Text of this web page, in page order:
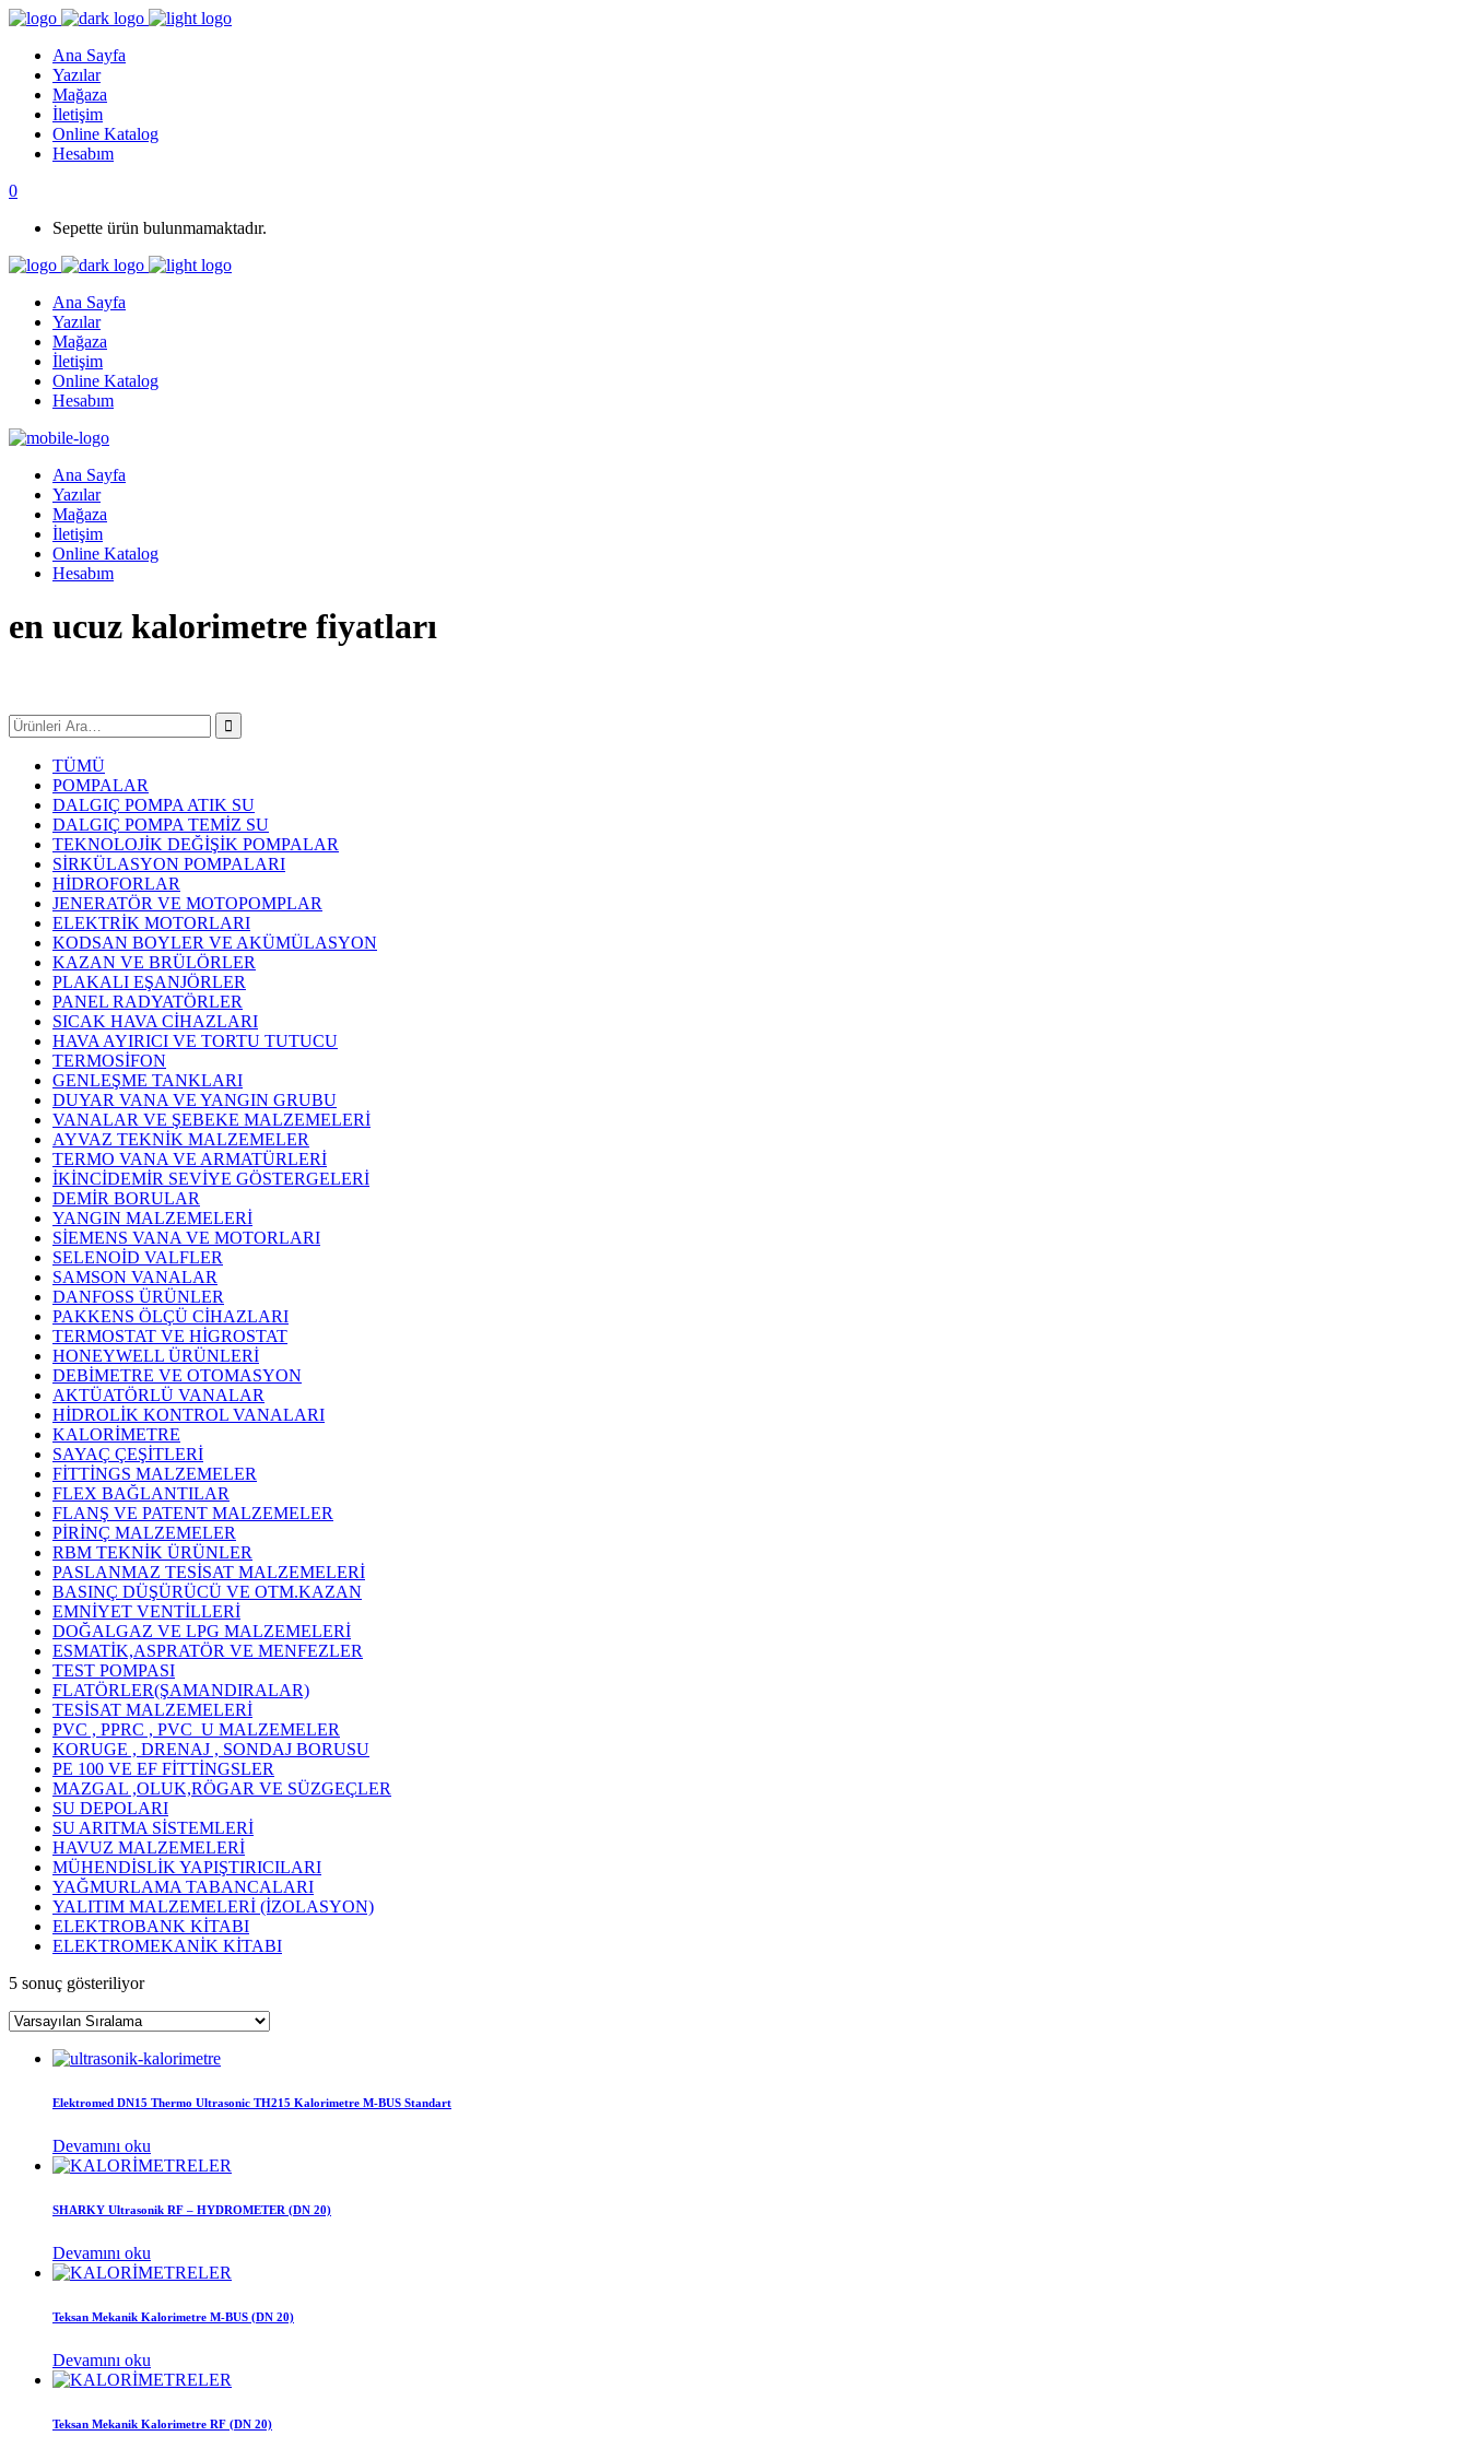
Ana Sayfa
Yazılar
Mağaza
İletişim
Online Katalog
Hesabım
0
Sepette ürün bulunmamaktadır.
Ana Sayfa
Yazılar
Mağaza
İletişim
Online Katalog
Hesabım
Ana Sayfa
Yazılar
Mağaza
İletişim
Online Katalog
Hesabım
en ucuz kalorimetre fiyatları
TÜMÜ
POMPALAR
DALGIÇ POMPA ATIK SU
DALGIÇ POMPA TEMİZ SU
TEKNOLOJİK DEĞİŞİK POMPALAR
SİRKÜLASYON POMPALARI
HİDROFORLAR
JENERATÖR VE MOTOPOMPLAR
ELEKTRİK MOTORLARI
KODSAN BOYLER VE AKÜMÜLASYON
KAZAN VE BRÜLÖRLER
PLAKALI EŞANJÖRLER
PANEL RADYATÖRLER
SICAK HAVA CİHAZLARI
HAVA AYIRICI VE TORTU TUTUCU
TERMOSİFON
GENLEŞME TANKLARI
DUYAR VANA VE YANGIN GRUBU
VANALAR VE ŞEBEKE MALZEMELERİ
AYVAZ TEKNİK MALZEMELER
TERMO VANA VE ARMATÜRLERİ
İKİNCİDEMİR SEVİYE GÖSTERGELERİ
DEMİR BORULAR
YANGIN MALZEMELERİ
SİEMENS VANA VE MOTORLARI
SELENOİD VALFLER
SAMSON VANALAR
DANFOSS ÜRÜNLER
PAKKENS ÖLÇÜ CİHAZLARI
TERMOSTAT VE HİGROSTAT
HONEYWELL ÜRÜNLERİ
DEBİMETRE VE OTOMASYON
AKTÜATÖRLÜ VANALAR
HİDROLİK KONTROL VANALARI
KALORİMETRE
SAYAÇ ÇEŞİTLERİ
FİTTİNGS MALZEMELER
FLEX BAĞLANTILAR
FLANŞ VE PATENT MALZEMELER
PİRİNÇ MALZEMELER
RBM TEKNİK ÜRÜNLER
PASLANMAZ TESİSAT MALZEMELERİ
BASINÇ DÜŞÜRÜCÜ VE OTM.KAZAN
EMNİYET VENTİLLERİ
DOĞALGAZ VE LPG MALZEMELERİ
ESMATİK,ASPRATÖR VE MENFEZLER
TEST POMPASI
FLATÖRLER(ŞAMANDIRALAR)
TESİSAT MALZEMELERİ
PVC , PPRC , PVC_U MALZEMELER
KORUGE , DRENAJ , SONDAJ BORUSU
PE 100 VE EF FİTTİNGSLER
MAZGAL ,OLUK,RÖGAR VE SÜZGEÇLER
SU DEPOLARI
SU ARITMA SİSTEMLERİ
HAVUZ MALZEMELERİ
MÜHENDİSLİK YAPIŞTIRICILARI
YAĞMURLAMA TABANCALARI
YALITIM MALZEMELERİ (İZOLASYON)
ELEKTROBANK KİTABI
ELEKTROMEKANİK KİTABI
5 sonuç gösteriliyor
Elektromed DN15 Thermo Ultrasonic TH215 Kalorimetre M-BUS Standart
Devamını oku
SHARKY Ultrasonik RF – HYDROMETER (DN 20)
Devamını oku
Teksan Mekanik Kalorimetre M-BUS (DN 20)
Devamını oku
Teksan Mekanik Kalorimetre RF (DN 20)